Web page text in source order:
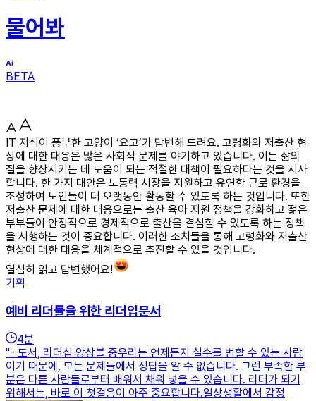
물어봐
BETA
IT 지식이 풍부한 고양이 ‘요고’가 답변해 드려요. 고령화와 저출산 현
상에 대한 대응은 많은 사회적 문제를 야기하고 있습니다. 이는 삶의
질을 향상시키는 데 도움이 되는 적절한 대책이 필요하다는 것을 시사
합니다. 한 가지 대안은 노동력 시장을 지원하고 유연한 근로 환경을
조성하여 노인들이 더 오랫동안 활동할 수 있도록 하는 것입니다. 또한
저출산 문제에 대한 대응으로는 출산 육아 지원 정책을 강화하고 젊은
부부들이 안정적으로 경제적으로 출산을 결심할 수 있도록 하는 정책
을 시행하는 것이 중요합니다. 이러한 조치들을 통해 고령화와 저출산
현상에 대한 대응을 체계적으로 추진할 수 있을 것입니다.
열심히 읽고 답변했어요!
기획
예비 리더들을 위한 리더입문서
4분
"- 도서, 리더십 앙상블 중우리는 언제든지 실수를 범할 수 있는 사람
이기 때문에, 모든 문제들에서 정답을 알 수 없습니다. 그런 부족한 부
분은 다른 사람들로부터 배워서 채워 넣을 수 있습니다. 리더가 되기
위해서는, 바로 이 첫걸음이 아주 중요합니다.일상생활에서 감정